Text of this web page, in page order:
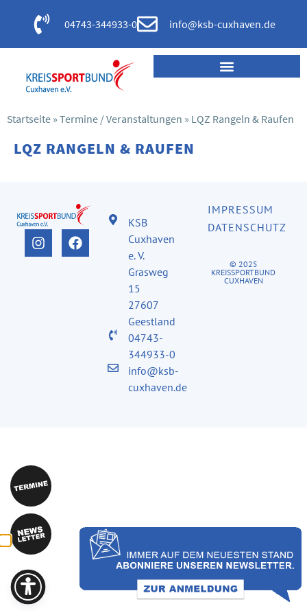
04743-344933-0 info@ksb-cuxhaven.de
Startseite » Termine / Veranstaltungen » LQZ Rangeln & Raufen
LQZ RANGELN & RAUFEN
KSB
Cuxhaven
e. V.
Grasweg
15
27607
Geestland
04743-
344933-0
info@ksb-
cuxhaven.de
IMPRESSUM
DATENSCHUTZ
© 2025
KREISSPORTBUND
CUXHAVEN